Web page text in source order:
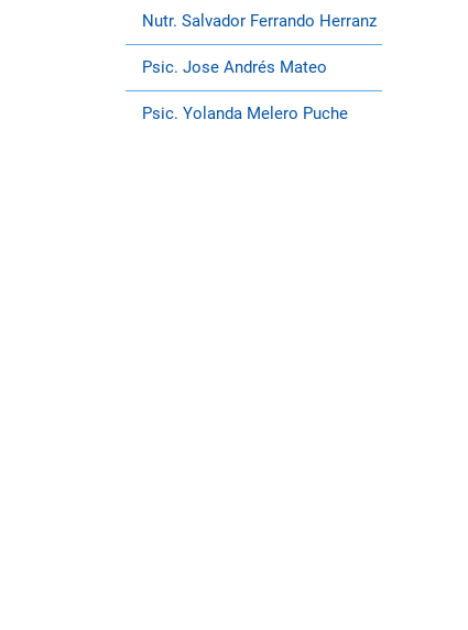
Nutr. Salvador Ferrando Herranz
Psic. Jose Andrés Mateo
Psic. Yolanda Melero Puche